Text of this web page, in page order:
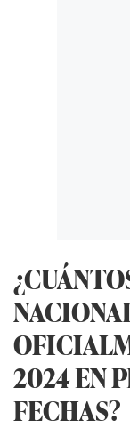
2024 EN
FECHAS?